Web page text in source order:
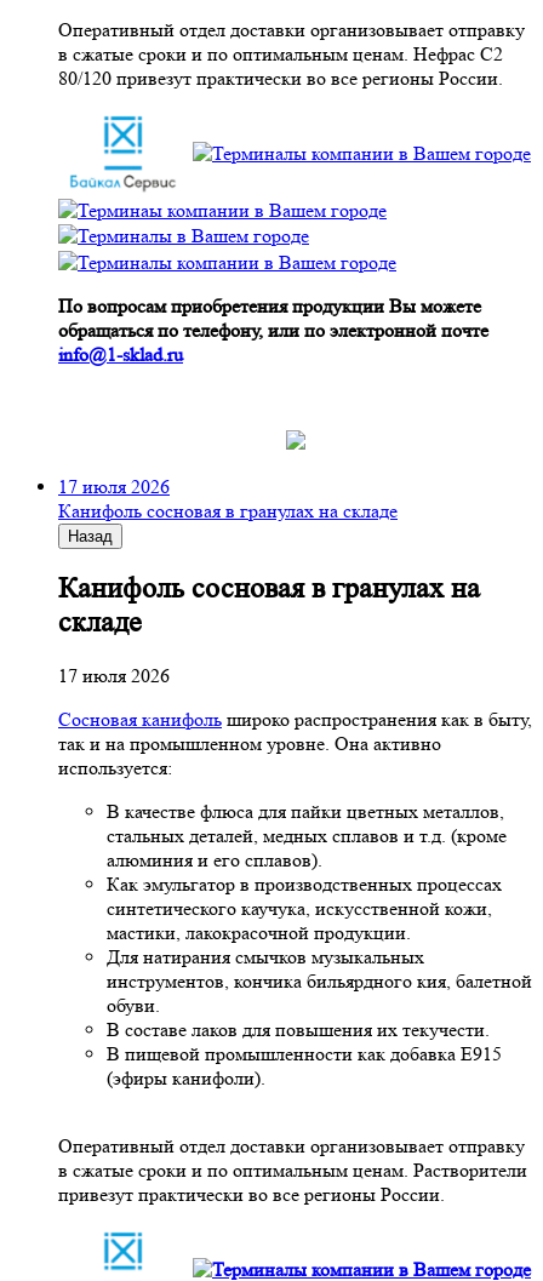
Оперативный отдел доставки организовывает отправку
в сжатые сроки и по оптимальным ценам. Нефрас С2
80/120 привезут практически во все регионы России.
По вопросам приобретения продукции Вы можете
обращаться по телефону, или по электронной почте
info@1-sklad.ru
17 июля 2026
Канифоль сосновая в гранулах на складе
Назад
Канифоль сосновая в гранулах на
складе
17 июля 2026
Сосновая канифоль широко распространения как в быту,
так и на промышленном уровне. Она активно
используется:
В качестве флюса для пайки цветных металлов,
стальных деталей, медных сплавов и т.д. (кроме
алюминия и его сплавов).
Как эмульгатор в производственных процессах
синтетического каучука, искусственной кожи,
мастики, лакокрасочной продукции.
Для натирания смычков музыкальных
инструментов, кончика бильярдного кия, балетной
обуви.
В составе лаков для повышения их текучести.
В пищевой промышленности как добавка Е915
(эфиры канифоли).
Оперативный отдел доставки организовывает отправку
в сжатые сроки и по оптимальным ценам. Растворители
привезут практически во все регионы России.